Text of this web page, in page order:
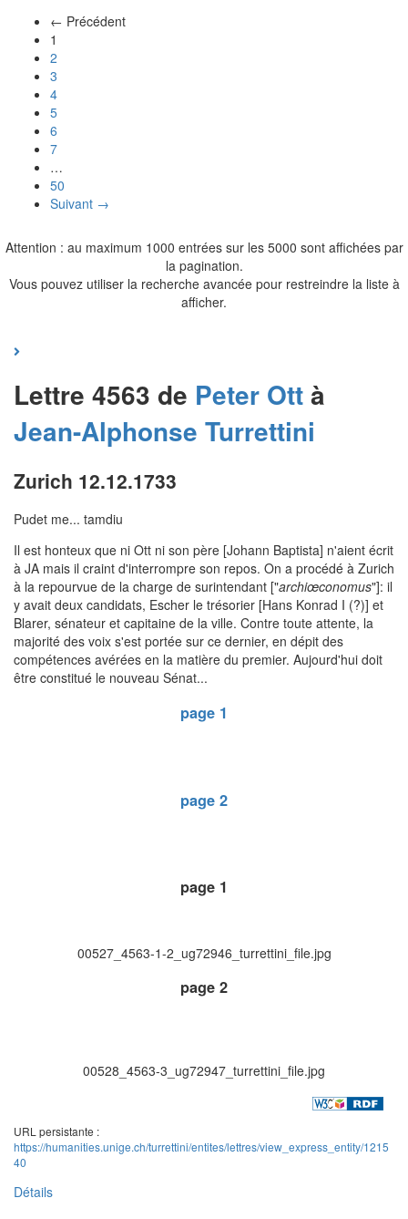
← Précédent
1
2
3
4
5
6
7
…
50
Suivant →
Attention : au maximum 1000 entrées sur les 5000 sont affichées par
la pagination.
Vous pouvez utiliser la recherche avancée pour restreindre la liste à
afficher.
Lettre 4563 de Peter Ottà
Jean-Alphonse Turrettini
Zurich 12.12.1733
Pudet me... tamdiu
Il est honteux que ni Ott ni son père [Johann Baptista] n'aient écrit
à JA mais il craint d'interrompre son repos. On a procédé à Zurich
à la repourvue de la charge de surintendant ["archiœconomus"]: il
y avait deux candidats, Escher le trésorier [Hans Konrad I (?)] et
Blarer, sénateur et capitaine de la ville. Contre toute attente, la
majorité des voix s'est portée sur ce dernier, en dépit des
compétences avérées en la matière du premier. Aujourd'hui doit
être constitué le nouveau Sénat...
page 1
page 2
page 1
00527_4563-1-2_ug72946_turrettini_file.jpg
page 2
00528_4563-3_ug72947_turrettini_file.jpg
URL persistante :
https://humanities.unige.ch/turrettini/entites/lettres/view_express_entity/1215
40
Détails